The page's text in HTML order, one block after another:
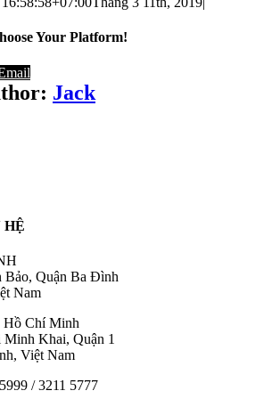
Your Platform!
Jack
HỆ
Bảo, Quận Ba Đình
Nam
Hồ Chí Minh
Minh Khai, Quận 1
Việt Nam
/ 3211 5777